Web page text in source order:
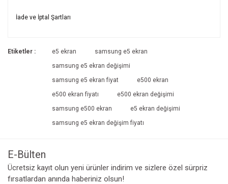
Yorum Yaz
Bu ürünün fiyat bilgisi, resim, ürün açıklamalarında ve diğer
İade ve İptal Şartları
tıklayınız.
Etiketler : e5 ekran
samsung e5 ekran
samsung e5 ekran değişimi
samsung e5 ekran fiyat
e500 ekran
e500 ekran fiyatı
e500 ekran değişimi
samsung e500 ekran
e5 ekran değişimi
samsung e5 ekran değişim fiyatı
E-Bülten
Ücretsiz kayıt olun yeni ürünler indirim ve sizlere özel sürpriz
fırsatlardan anında haberiniz olsun!